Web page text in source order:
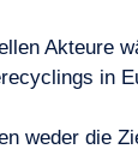
Akteure
in
weder die